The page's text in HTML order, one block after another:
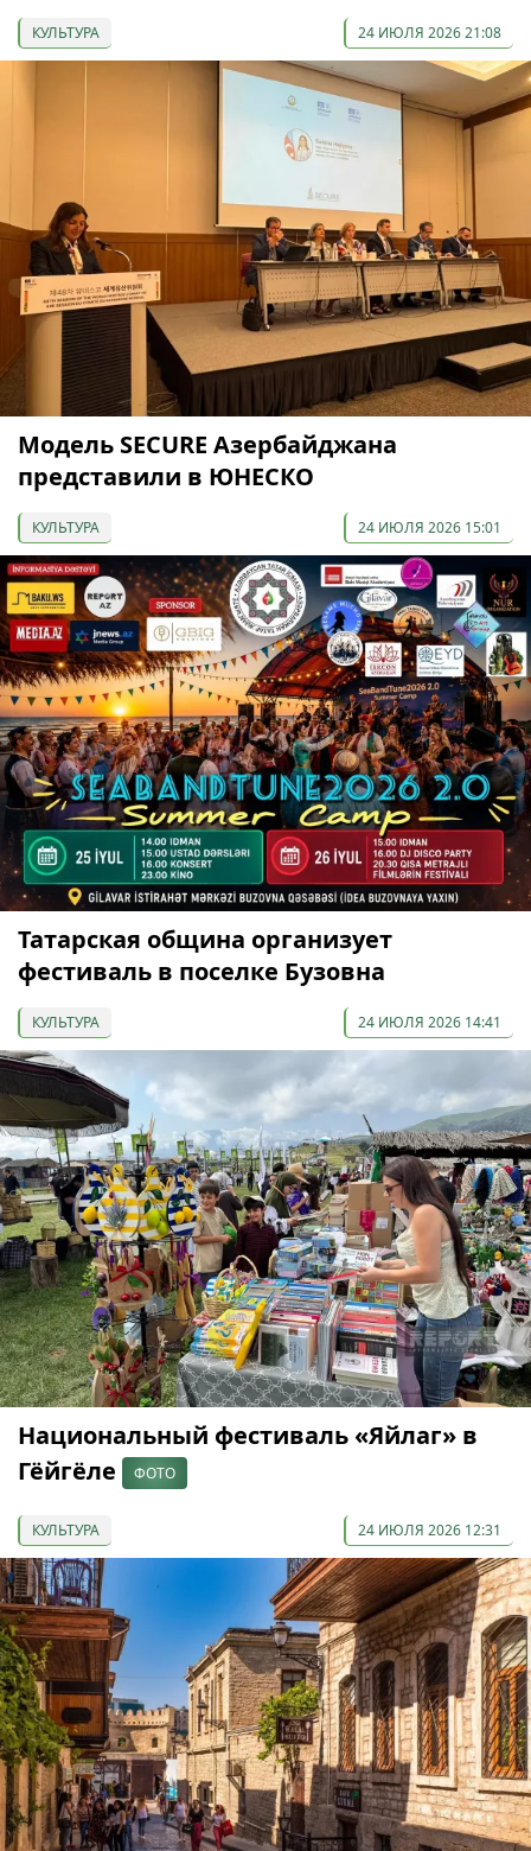
КУЛЬТУРА 24 ИЮЛЯ 2026 21:08
Модель SECURE Азербайджана
представили в ЮНЕСКО
КУЛЬТУРА 24 ИЮЛЯ 2026 15:01
Татарская община организует
фестиваль в поселке Бузовна
КУЛЬТУРА 24 ИЮЛЯ 2026 14:41
Национальный фестиваль «Яйлаг» в
Гёйгёле
ФОТО
КУЛЬТУРА 24 ИЮЛЯ 2026 12:31